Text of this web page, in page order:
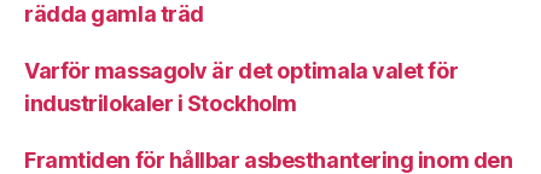
rädda gamla träd
Varför massagolv är det optimala valet för
industrilokaler i Stockholm
Framtiden för hållbar asbesthantering inom den